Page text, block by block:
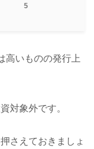
5
高いものの発行上
対象外です。
さえておきましょ